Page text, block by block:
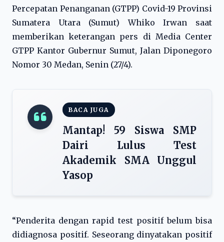
Percepatan Penanganan (GTPP) Covid-19 Provinsi
Sumatera Utara (Sumut) Whiko Irwan saat
memberikan keterangan pers di Media Center
GTPP Kantor Gubernur Sumut, Jalan Diponegoro
Nomor 30 Medan, Senin (27/4).
BACA JUGA
Mantap! 59 Siswa SMP
Dairi Lulus Test
Akademik SMA Unggul
Yasop
“Penderita dengan rapid test positif belum bisa
didiagnosa positif. Seseorang dinyatakan positif